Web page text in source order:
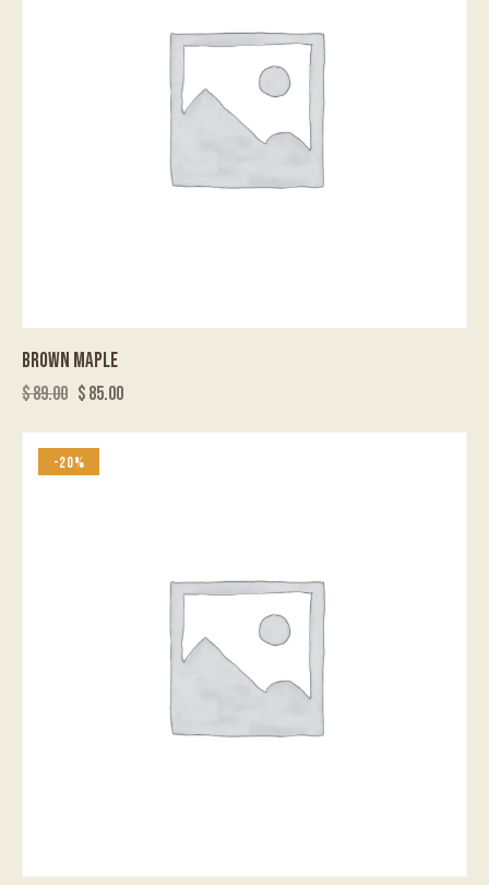
BROWN MAPLE
$89.00 $85.00
-20%